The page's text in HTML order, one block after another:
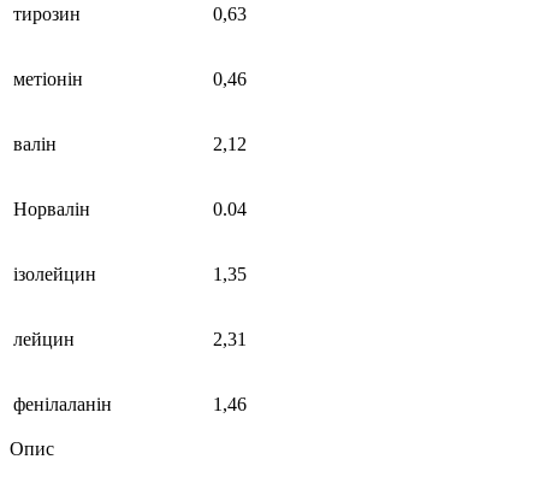
тирозин 0,63
метіонін 0,46
валін 2,12
Норвалін 0.04
ізолейцин 1,35
лейцин 2,31
фенілаланін 1,46
Опис